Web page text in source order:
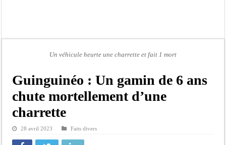
Un déficit de 128,9 milliards de francs CFA de la balance commerciale en juin
Banditisme : Fily Sané, ancien Lieutenant du célèbre Ino, de nouveau Interpellé
Affaire Farba Ngom : La balle, dans le camp du procureur financier
Succession de Pape Thiaw : la bombe à retardement qui menace la FSF
Un véhicule heurte une charrette et fait 1 mort
Guinguinéo : Un gamin de 6 ans
chute mortellement d’une
charrette
28 avril 2023 Faits divers